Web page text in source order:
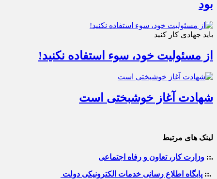
بود
باید جهادی کار کنید
از مسئولیت خود، سوء استفاده نکنید!
شهادت آغاز خوشبختی است
لینک های مرتبط
.:: وزارت کار، تعاون و رفاه اجتماعی
.:: پایگاه اطلاع رسانی خدمات الکترونیکی دولت